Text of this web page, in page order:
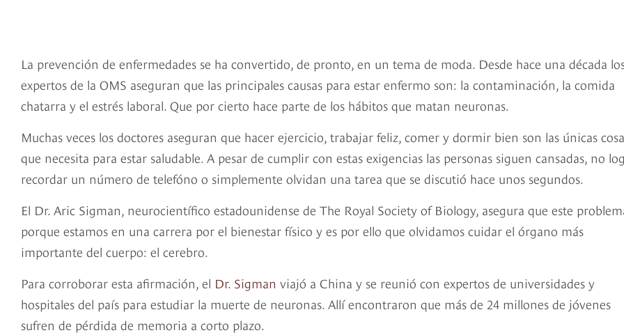
La prevención de enfermedades se ha convertido, de pronto, en un tema de moda. Desde hace una década
expertos de la OMS aseguran que las principales causas para estar enfermo son: la contaminación, la comida
chatarra y el estrés laboral. Que por cierto hace parte de los hábitos que matan neuronas.
Muchas veces los doctores aseguran que hacer ejercicio, trabajar feliz, comer y dormir bien son las únicas
que necesita para estar saludable. A pesar de cumplir con estas exigencias las personas siguen cansadas, no
recordar un número de telefóno o simplemente olvidan una tarea que se discutió hace unos segundos.
El Dr. Aric Sigman, neurocientífico estadounidense de The Royal Society of Biology, asegura que este
porque estamos en una carrera por el bienestar físico y es por ello que olvidamos cuidar el órgano más
importante del cuerpo: el cerebro.
Para corroborar esta afirmación, el Dr. Sigman viajó a China y se reunió con expertos de universidades y
hospitales del país para estudiar la muerte de neuronas. Allí encontraron que más de 24 millones de jóvenes
sufren de pérdida de memoria a corto plazo.